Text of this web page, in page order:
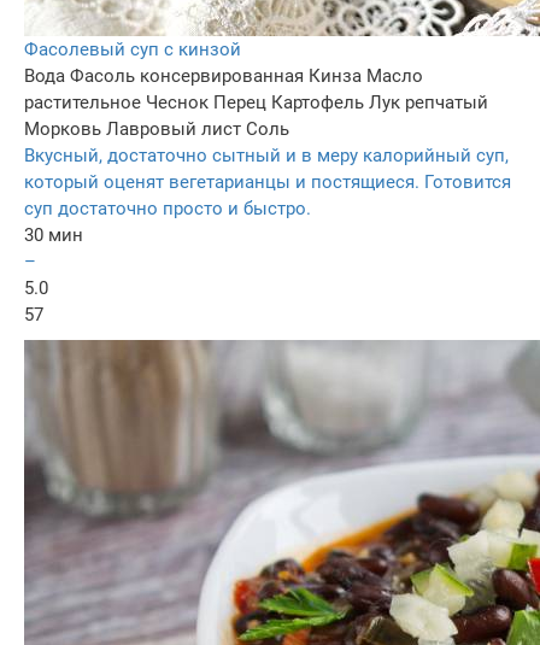
Фасолевый суп с кинзой
Вода Фасоль консервированная Кинза Масло
растительное Чеснок Перец Картофель Лук репчатый
Морковь Лавровый лист Соль
Вкусный, достаточно сытный и в меру калорийный суп,
который оценят вегетарианцы и постящиеся. Готовится
суп достаточно просто и быстро.
30 мин
–
5.0
57